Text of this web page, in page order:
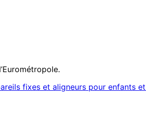
fixes et aligneurs pour enfants